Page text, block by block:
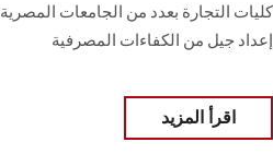
إعداد جيل من الكفاءات المصرفية
اقرأ المزيد